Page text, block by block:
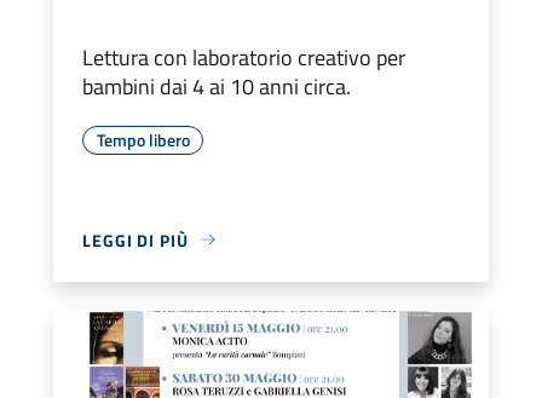
Lettura con laboratorio creativo per
bambini dai 4 ai 10 anni circa.
Tempo libero
LEGGI DI PIÙ